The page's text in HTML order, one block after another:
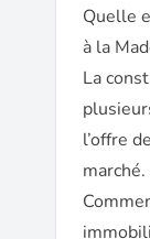
Quelle
à la
La
l’offre
marché.